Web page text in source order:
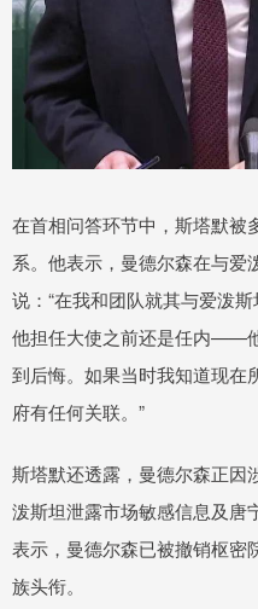
在首相问答环节中，斯塔默被
系。他表示，曼德尔森在与爱
说：“在我和团队就其与爱泼
他担任大使之前还是任内——
到后悔。如果当时我知道现在
府有任何关联。”
斯塔默还透露，曼德尔森正因
泼斯坦泄露市场敏感信息及唐
表示，曼德尔森已被撤销枢密
族头衔。